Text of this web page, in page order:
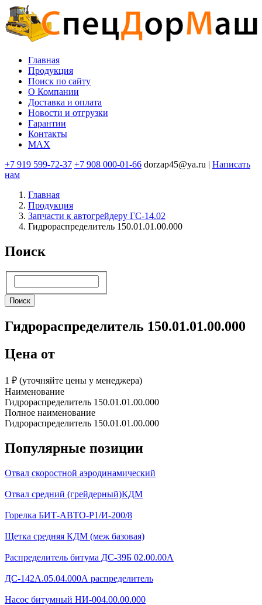
Перейти
к
основному
содержанию
Основная
навигация
Главная
Продукция
Поиск по сайту
O Компании
Доставка и оплата
Новости и отгрузки
Гарантии
Контакты
MAX
+7 919 599-72-37 +7 908 000-01-66 dorzap45@ya.ru | Написать
нам
Главная
Продукция
Запчасти к автогрейдеру ГС-14.02
Гидрораспределитель 150.01.01.00.000
Поиск
Поиск
Гидрораспределитель 150.01.01.00.000
Цена от
1 ₽︁ (уточняйте цены у менеджера)
Наименование
Гидрораспределитель 150.01.01.00.000
Полное наименование
Гидрораспределитель 150.01.01.00.000
Популярные позиции
Отвал скоростной аэродинамический
Отвал средний (грейдерный)КДМ
Горелка БИТ-АВТО-Р1/И-200/8
Щетка средняя КДМ (меж базовая)
Распределитель битума ДС-39Б 02.00.00А
ДС-142А.05.04.000А распределитель
Насос битумный НИ-004.00.00.000